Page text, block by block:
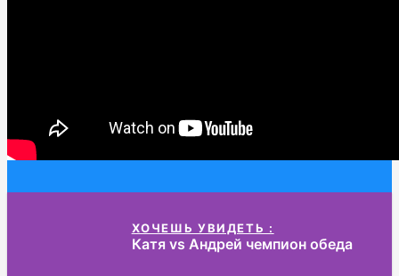
ХОЧЕШЬ УВИДЕТЬ :
Катя vs Андрей чемпион обеда